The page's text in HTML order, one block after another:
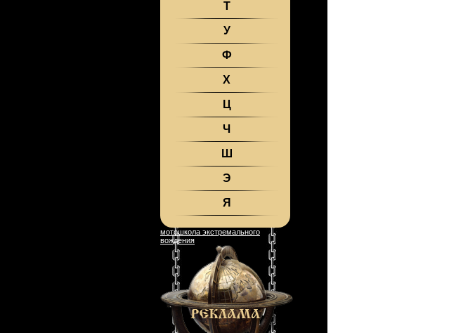
Т
У
Ф
Х
Ц
Ч
Ш
Э
Я
мотошкола экстремального
вождения